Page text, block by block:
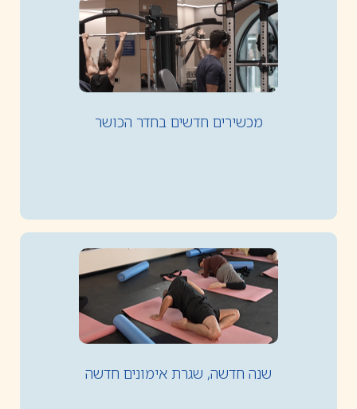
מכשירים חדשים בחדר הכושר
שנה חדשה, שגרת אימונים חדשה